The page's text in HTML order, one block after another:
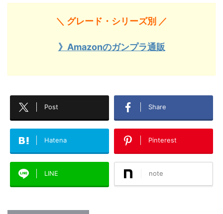
＼ グレード・シリーズ別 ／
》Amazonのガンプラ通販
Post Share
Hatena Pinterest
LINE note